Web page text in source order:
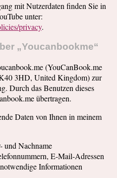
mit Nutzerdaten finden Sie in
unter:
privacy.
„Youcanbookme“
(YouCanBook.me
3HD, United Kingdom) zur
Durch das Benutzen dieses
übertragen.
Daten von Ihnen in meinem
und Nachname
E-Mail-Adressen
Informationen